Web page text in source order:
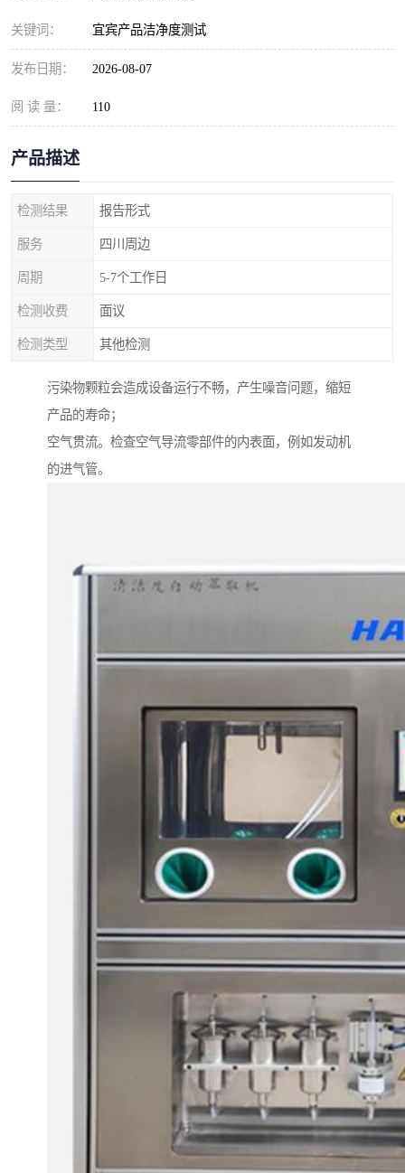
关键词： 宜宾产品洁净度测试
发布日期： 2026-08-07
阅 读 量： 110
产品描述
检测结果 报告形式
服务 四川周边
周期 5-7个工作日
检测收费 面议
检测类型 其他检测
污染物颗粒会造成设备运行不畅，产生噪音问题，缩短
产品的寿命；
空气贯流。检查空气导流零部件的内表面，例如发动机
的进气管。